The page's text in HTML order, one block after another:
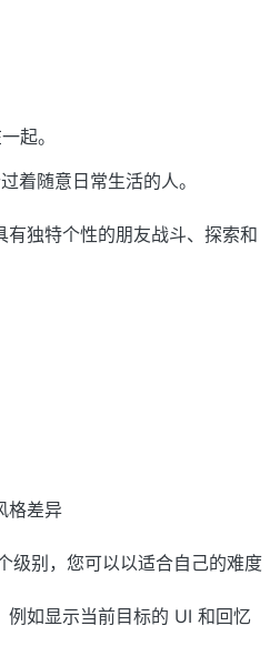
起。
着随意日常生活的人。
有独特个性的朋友战斗、探索和
格差异
级别，您可以以适合自己的难度
例如显示当前目标的 UI 和回忆